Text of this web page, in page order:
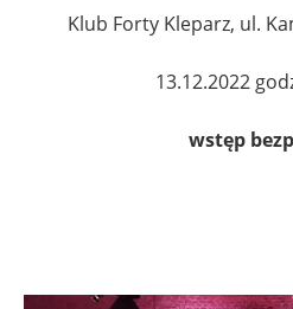
Klub Forty Kleparz, ul.
13.12.2022
wstęp